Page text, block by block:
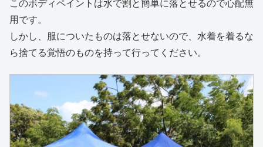
このボディペイントは水で割と簡単に落とせるので心配無
用です。
しかし、服についたものは落とせないので、水着を着るな
ら捨てる覚悟のものを持って行ってください。